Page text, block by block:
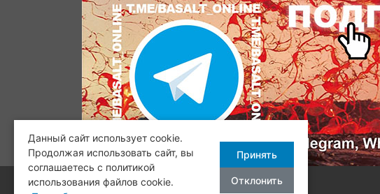
Данный сайт использует cookie.
Продолжая использовать сайт, вы
соглашаетесь с политикой
использования файлов cookie.
Принять
Отклонить